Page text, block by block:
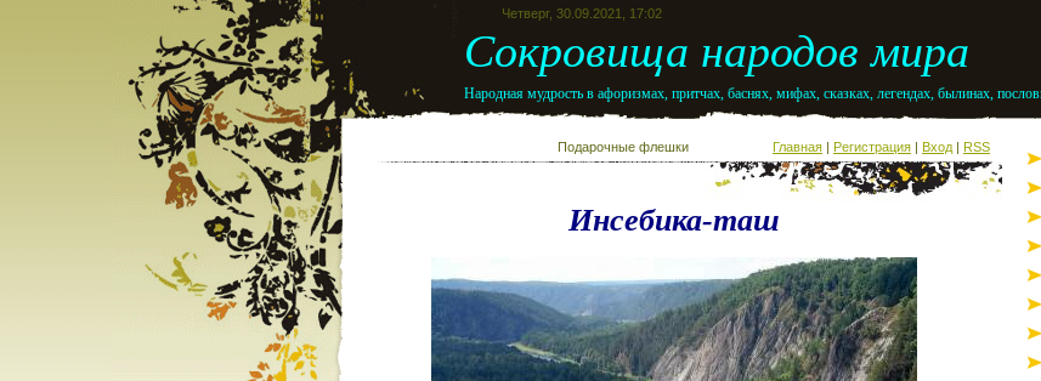
Четверг, 30.09.2021, 17:02
Сокровища народов мира
Народная мудрость в афоризмах, притчах, баснях, мифах, сказках, легендах, былинах,
Подарочные флешки Главная | Регистрация | Вход | RSS
Инсебика-таш